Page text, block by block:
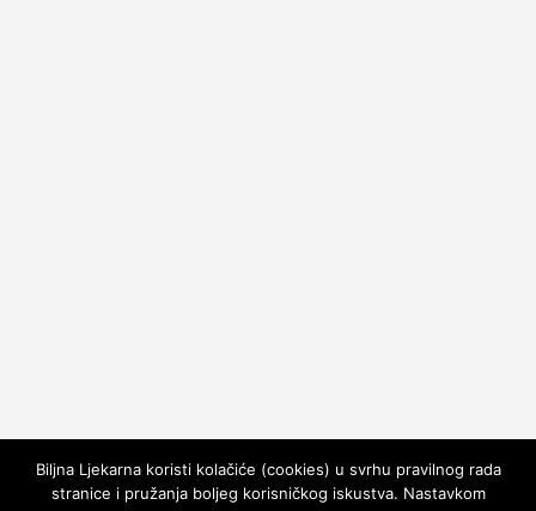
Biljna Ljekarna koristi kolačiće (cookies) u svrhu pravilnog rada
stranice i pružanja boljeg korisničkog iskustva. Nastavkom